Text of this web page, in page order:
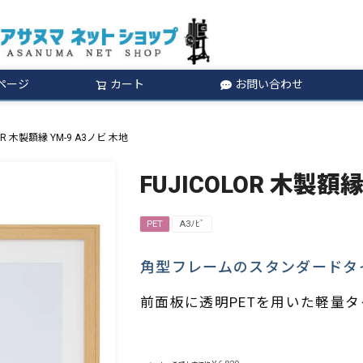
ージ カート お問い合わせ
検索
木製額縁 YM-9 A3ノビ 木地
FUJICOLOR 木製額
PET A3ﾉﾋﾞ
角型フレームのスタンダードタ
前面板に透明PETを用いた軽量